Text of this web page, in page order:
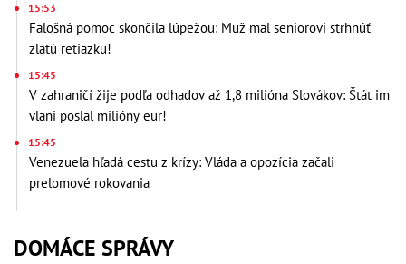
15:53
Falošná pomoc skončila lúpežou: Muž mal seniorovi strhnúť
zlatú retiazku!
15:45
V zahraničí žije podľa odhadov až 1,8 milióna Slovákov: Štát im
vlani poslal milióny eur!
15:45
Venezuela hľadá cestu z krízy: Vláda a opozícia začali
prelomové rokovania
DOMÁCE SPRÁVY